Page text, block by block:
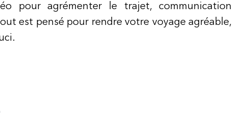
pour agrémenter le trajet, communication
est pensé pour rendre votre voyage agréable,